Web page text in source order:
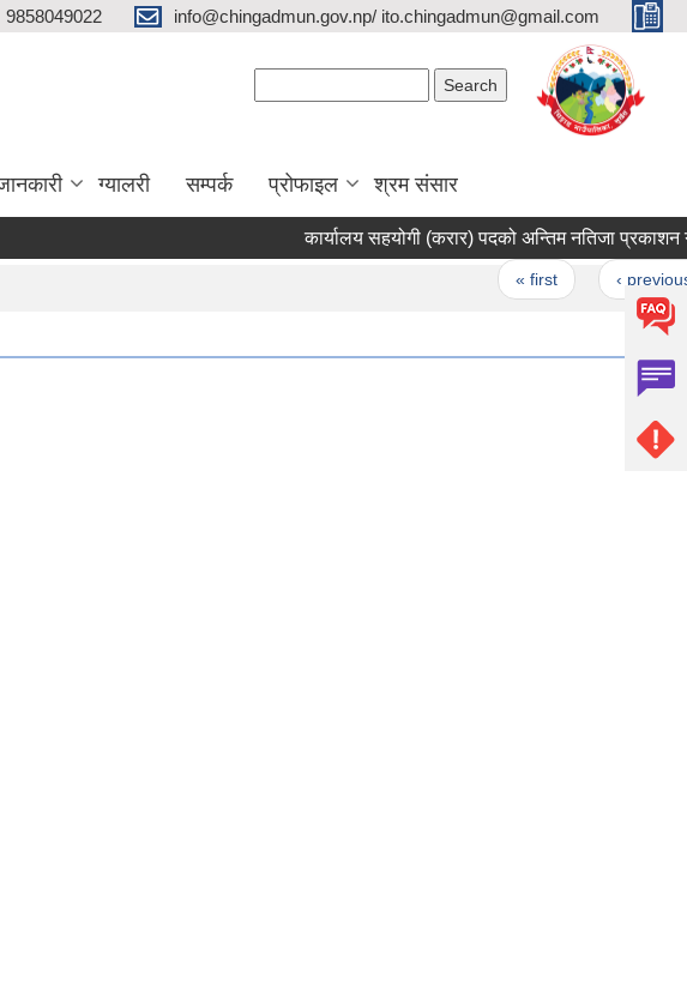
9858049022 info@chingadmun.gov.np/ ito.chingadmun@gmail.com
ग्यालरी सम्पर्क प्रोफाइल श्रम संसार
कार्यालय सहयोगी (करार) पदको अन्तिम नतिजा प्रकाशन
‹ previous